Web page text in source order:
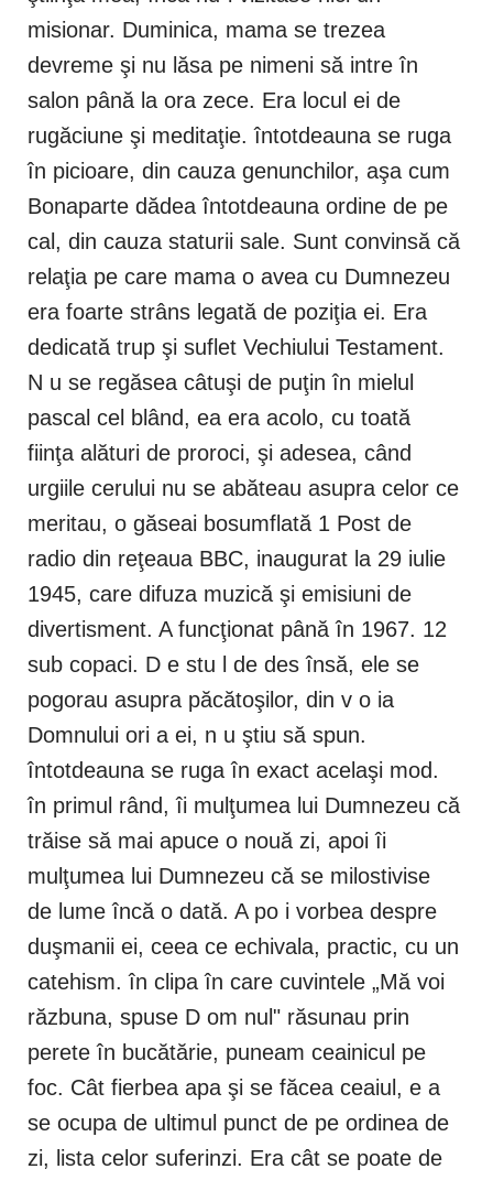
misionar. Duminica, mama se trezea
devreme şi nu lăsa pe nimeni să intre în
salon până la ora zece. Era locul ei de
rugăciune şi meditaţie. întotdeauna se ruga
în picioare, din cauza genunchilor, aşa cum
Bonaparte dădea întotdeauna ordine de pe
cal, din cauza staturii sale. Sunt convinsă că
relaţia pe care mama o avea cu Dumnezeu
era foarte strâns legată de poziţia ei. Era
dedicată trup şi suflet Vechiului Testament.
N u se regăsea câtuşi de puţin în mielul
pascal cel blând, ea era acolo, cu toată
fiinţa alături de proroci, şi adesea, când
urgiile cerului nu se abăteau asupra celor ce
meritau, o găseai bosumflată 1 Post de
radio din reţeaua BBC, inaugurat la 29 iulie
1945, care difuza muzică şi emisiuni de
divertisment. A funcţionat până în 1967. 12
sub copaci. D e stu l de des însă, ele se
pogorau asupra păcătoşilor, din v o ia
Domnului ori a ei, n u ştiu să spun.
întotdeauna se ruga în exact acelaşi mod.
în primul rând, îi mulţumea lui Dumnezeu că
trăise să mai apuce o nouă zi, apoi îi
mulţumea lui Dumnezeu că se milostivise
de lume încă o dată. A po i vorbea despre
duşmanii ei, ceea ce echivala, practic, cu un
catehism. în clipa în care cuvintele „Mă voi
răzbuna, spuse D om nul" răsunau prin
perete în bucătărie, puneam ceainicul pe
foc. Cât fierbea apa şi se făcea ceaiul, e a
se ocupa de ultimul punct de pe ordinea de
zi, lista celor suferinzi. Era cât se poate de